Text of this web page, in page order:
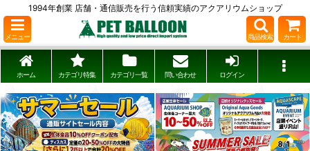
1994年創業 店舗・通信販売を行う信頼実績のアクアリウムショップ
メニュー 商品検索 カート
ホーム カテゴリ特集 カテゴリ一覧 問い合わせ ログイン